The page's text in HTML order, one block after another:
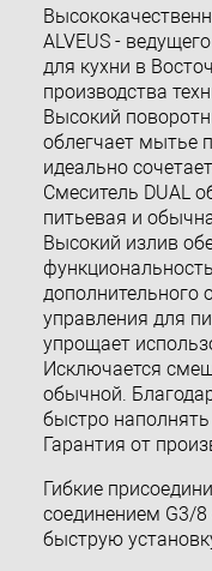
ALVEUS -
для кухни в
производства
Высокий
облегчает мытье
идеально
Смеситель DUAL
питьевая и
Высокий излив
дополнительного
управления для
упрощает
Исключается
обычной.
быстро
Гарантия от
Гибкие
соединением G3/
быструю